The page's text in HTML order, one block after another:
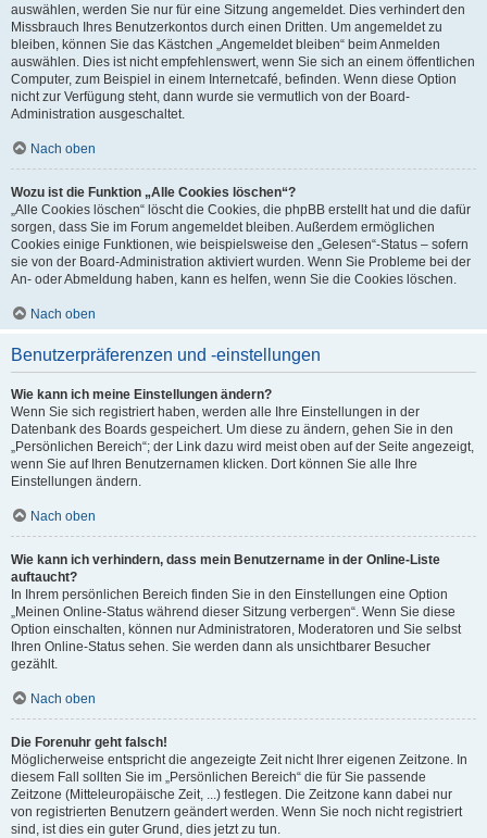
auswählen, werden Sie nur für eine Sitzung angemeldet. Dies verhindert den
Missbrauch Ihres Benutzerkontos durch einen Dritten. Um angemeldet zu
bleiben, können Sie das Kästchen „Angemeldet bleiben“ beim Anmelden
auswählen. Dies ist nicht empfehlenswert, wenn Sie sich an einem öffentlichen
Computer, zum Beispiel in einem Internetcafé, befinden. Wenn diese Option
nicht zur Verfügung steht, dann wurde sie vermutlich von der Board-
Administration ausgeschaltet.
Nach oben
Wozu ist die Funktion „Alle Cookies löschen“?
„Alle Cookies löschen“ löscht die Cookies, die phpBB erstellt hat und die dafür
sorgen, dass Sie im Forum angemeldet bleiben. Außerdem ermöglichen
Cookies einige Funktionen, wie beispielsweise den „Gelesen“-Status – sofern
sie von der Board-Administration aktiviert wurden. Wenn Sie Probleme bei der
An- oder Abmeldung haben, kann es helfen, wenn Sie die Cookies löschen.
Nach oben
Benutzerpräferenzen und -einstellungen
Wie kann ich meine Einstellungen ändern?
Wenn Sie sich registriert haben, werden alle Ihre Einstellungen in der
Datenbank des Boards gespeichert. Um diese zu ändern, gehen Sie in den
„Persönlichen Bereich“; der Link dazu wird meist oben auf der Seite angezeigt,
wenn Sie auf Ihren Benutzernamen klicken. Dort können Sie alle Ihre
Einstellungen ändern.
Nach oben
Wie kann ich verhindern, dass mein Benutzername in der Online-Liste
auftaucht?
In Ihrem persönlichen Bereich finden Sie in den Einstellungen eine Option
„Meinen Online-Status während dieser Sitzung verbergen“. Wenn Sie diese
Option einschalten, können nur Administratoren, Moderatoren und Sie selbst
Ihren Online-Status sehen. Sie werden dann als unsichtbarer Besucher
gezählt.
Nach oben
Die Forenuhr geht falsch!
Möglicherweise entspricht die angezeigte Zeit nicht Ihrer eigenen Zeitzone. In
diesem Fall sollten Sie im „Persönlichen Bereich“ die für Sie passende
Zeitzone (Mitteleuropäische Zeit, ...) festlegen. Die Zeitzone kann dabei nur
von registrierten Benutzern geändert werden. Wenn Sie noch nicht registriert
sind, ist dies ein guter Grund, dies jetzt zu tun.